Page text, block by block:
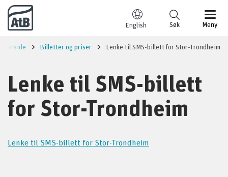
Til innhold
English Meny
Søk
Forside Billetter og priser Lenke til SMS-billett for Stor-Trondheim
Lenke til SMS-billett
for Stor-Trondheim
Lenke til SMS-billett for Stor-Trondheim